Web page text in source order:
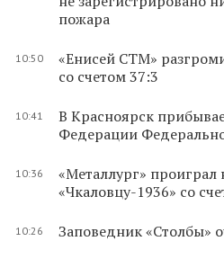
пожара
10:50
«Енисей СТМ»
со счетом 37:3
10:41
В Красноярск
Федерации
10:36
«Металлург»
«Чкаловцу-1936» со
10:26 Заповедник «Столбы»